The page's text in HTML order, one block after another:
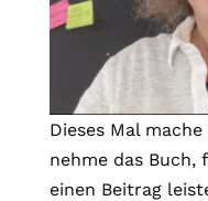
Dieses Mal
nehme das
einen Beitrag